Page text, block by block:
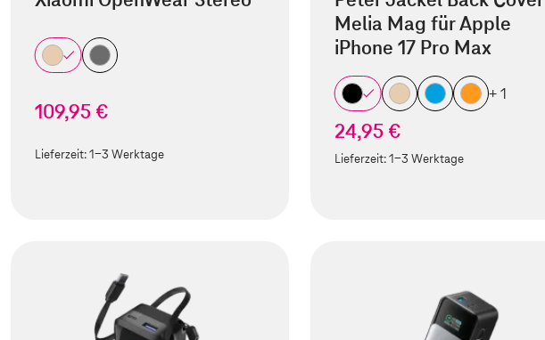
109,95 €
Lieferzeit:1-3 Werktage
Melia Mag für Apple
iPhone 17 Pro Max
+ 1
24,95 €
Lieferzeit:1-3 Werktage